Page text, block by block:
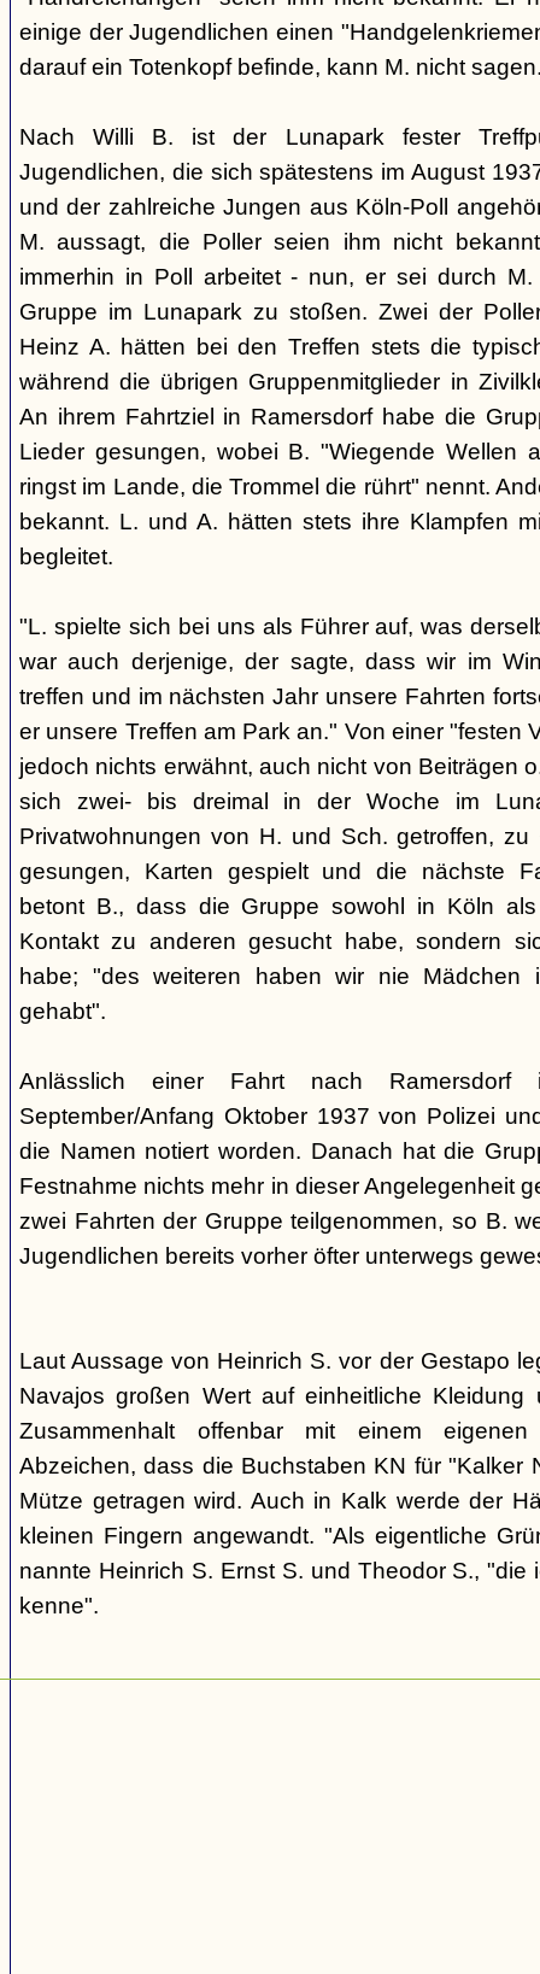
einige der Jugendlichen einen
darauf ein Totenkopf befinde, kann M. nicht
Nach Willi B. ist der Lunapark fester
Jugendlichen, die sich spätestens im August
und der zahlreiche Jungen aus Köln-Poll
M. aussagt, die Poller seien ihm nicht
immerhin in Poll arbeitet - nun, er sei durch M.
Gruppe im Lunapark zu stoßen. Zwei der
Heinz A. hätten bei den Treffen stets die
während die übrigen Gruppenmitglieder in
An ihrem Fahrtziel in Ramersdorf habe die
Lieder gesungen, wobei B. "Wiegende Wellen
ringst im Lande, die Trommel die rührt" nennt.
bekannt. L. und A. hätten stets ihre Klampfen
begleitet.
"L. spielte sich bei uns als Führer auf, was
war auch derjenige, der sagte, dass wir im
treffen und im nächsten Jahr unsere Fahrten
er unsere Treffen am Park an." Von einer "festen
jedoch nichts erwähnt, auch nicht von Beiträgen
sich zwei- bis dreimal in der Woche im
Privatwohnungen von H. und Sch. getroffen, zu
gesungen, Karten gespielt und die nächste
betont B., dass die Gruppe sowohl in Köln
Kontakt zu anderen gesucht habe, sondern
habe; "des weiteren haben wir nie Mädchen
gehabt".
Anlässlich einer Fahrt nach
September/Anfang Oktober 1937 von Polizei
die Namen notiert worden. Danach hat die
Festnahme nichts mehr in dieser Angelegenheit
zwei Fahrten der Gruppe teilgenommen, so B.
Jugendlichen bereits vorher öfter unterwegs
Laut Aussage von Heinrich S. vor der Gestapo
Navajos großen Wert auf einheitliche Kleidung
Zusammenhalt offenbar mit einem
Abzeichen, dass die Buchstaben KN für "Kalker
Mütze getragen wird. Auch in Kalk werde der
kleinen Fingern angewandt. "Als eigentliche
nannte Heinrich S. Ernst S. und Theodor S., "die
kenne".